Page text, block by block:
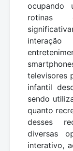
ocupando
rotinas
televisores
infantil
sendo
quanto
desses
diversas
interativo,